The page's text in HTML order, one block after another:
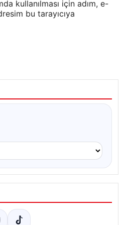
kullanılması için adım, e-
bu tarayıcıya